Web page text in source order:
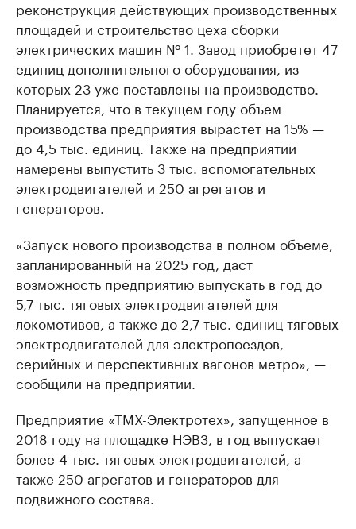
реконструкция действующих производственных
площадей и строительство цеха сборки
электрических машин № 1. Завод приобретет 47
единиц дополнительного оборудования, из
которых 23 уже поставлены на производство.
Планируется, что в текущем году объем
производства предприятия вырастет на 15% —
до 4,5 тыс. единиц. Также на предприятии
намерены выпустить 3 тыс. вспомогательных
электродвигателей и 250 агрегатов и
генераторов.
«Запуск нового производства в полном объеме,
запланированный на 2025 год, даст
возможность предприятию выпускать в год до
5,7 тыс. тяговых электродвигателей для
локомотивов, а также до 2,7 тыс. единиц тяговых
электродвигателей для электропоездов,
серийных и перспективных вагонов метро», —
сообщили на предприятии.
Предприятие «ТМХ-Электротех», запущенное в
2018 году на площадке НЭВЗ, в год выпускает
более 4 тыс. тяговых электродвигателей, а
также 250 агрегатов и генераторов для
подвижного состава.